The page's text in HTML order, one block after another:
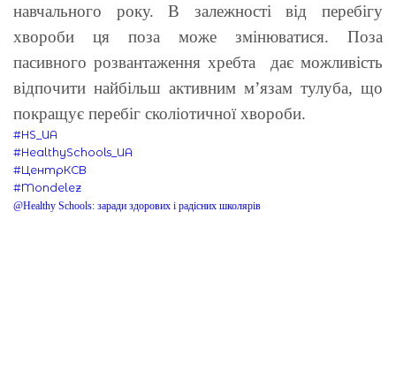
навчального року. В залежності від перебігу
хвороби ця поза може змінюватися. Поза
пасивного розвантаження хребта дає можливість
відпочити найбільш активним м’язам тулуба, що
покращує перебіг сколіотичної хвороби.
#HS_UA
#HealthySchools_UA
#ЦентрКСВ
#Mondelez
@Healthy Schools: заради здорових і радісних школярів